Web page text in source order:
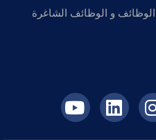
الوظائف و الوظائف الشاغرة